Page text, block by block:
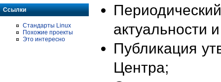
Ссылки
Стандарты Linux
Похожие проекты
Это интересно
актуальности
Публикация
Центра;